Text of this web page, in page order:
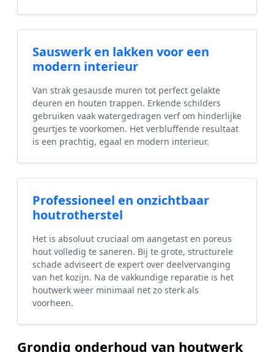
Sauswerk en lakken voor een
modern interieur
Van strak gesausde muren tot perfect gelakte
deuren en houten trappen. Erkende schilders
gebruiken vaak watergedragen verf om hinderlijke
geurtjes te voorkomen. Het verbluffende resultaat
is een prachtig, egaal en modern interieur.
Professioneel en onzichtbaar
houtrotherstel
Het is absoluut cruciaal om aangetast en poreus
hout volledig te saneren. Bij te grote, structurele
schade adviseert de expert over deelvervanging
van het kozijn. Na de vakkundige reparatie is het
houtwerk weer minimaal net zo sterk als
voorheen.
Grondig onderhoud van houtwerk